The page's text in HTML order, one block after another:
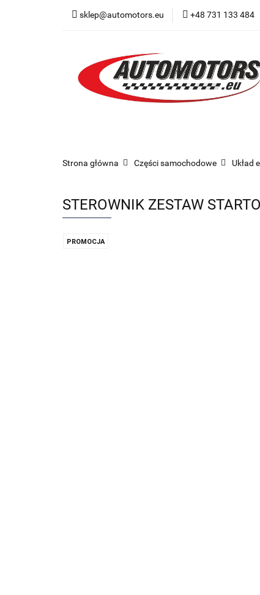
sklep@automotors.eu +48 731 133 484
Części
Car audio
Strona główna Części samochodowe Układ
STEROWNIK ZESTAW
PROMOCJA